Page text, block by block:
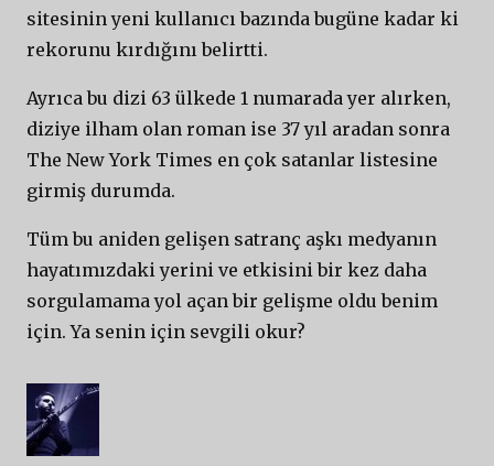
sitesinin yeni kullanıcı bazında bugüne kadar ki
rekorunu kırdığını belirtti.
Ayrıca bu dizi 63 ülkede 1 numarada yer alırken,
diziye ilham olan roman ise 37 yıl aradan sonra
The New York Times en çok satanlar listesine
girmiş durumda.
Tüm bu aniden gelişen satranç aşkı medyanın
hayatımızdaki yerini ve etkisini bir kez daha
sorgulamama yol açan bir gelişme oldu benim
için. Ya senin için sevgili okur?